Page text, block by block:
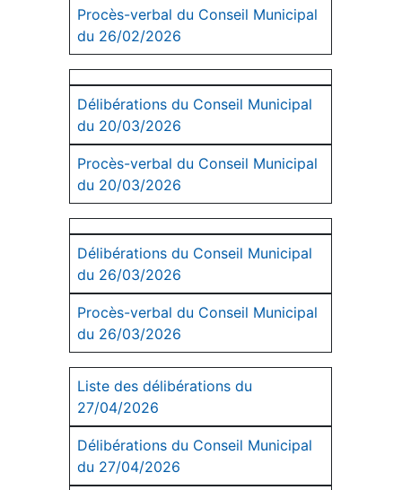
Procès-verbal du Conseil Municipal
du 26/02/2026
Délibérations du Conseil Municipal
du 20/03/2026
Procès-verbal du Conseil Municipal
du 20/03/2026
Délibérations du Conseil Municipal
du 26/03/2026
Procès-verbal du Conseil Municipal
du 26/03/2026
Liste des délibérations du
27/04/2026
Délibérations du Conseil Municipal
du 27/04/2026